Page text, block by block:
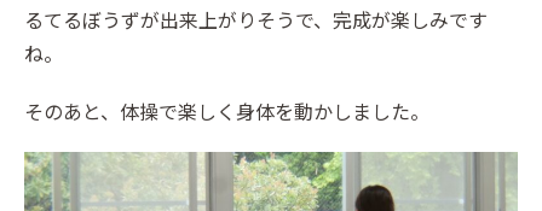
るてるぼうずが出来上がりそうで、完成が楽しみです
ね。
そのあと、体操で楽しく身体を動かしました。